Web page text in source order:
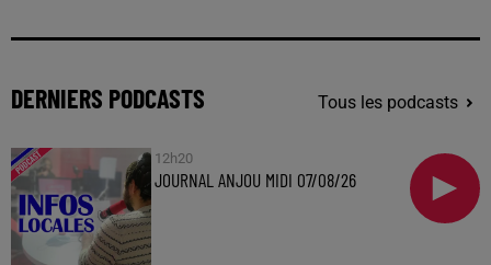
DERNIERS PODCASTS Tous les podcasts
12h20
JOURNAL ANJOU MIDI 07/08/26